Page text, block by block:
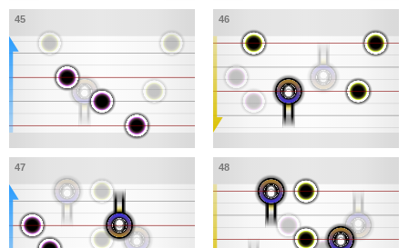
45 46
47 48